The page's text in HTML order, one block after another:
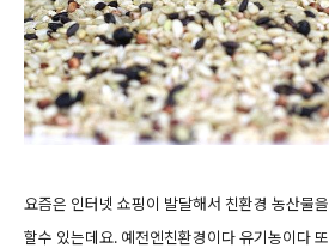
요즘은 인터넷 쇼핑이 발달해서 친환경 농산물
할수 있는데요. 예전엔친환경이다 유기농이다